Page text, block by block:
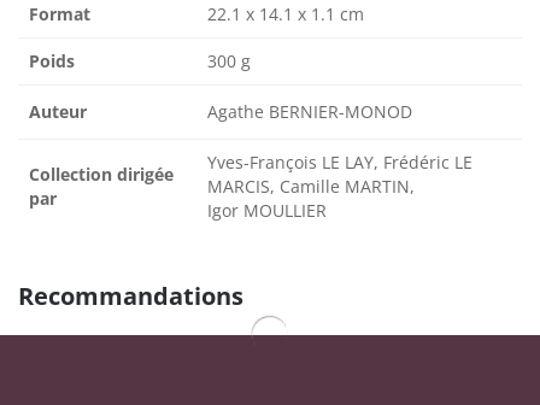
Format 22.1 x 14.1 x 1.1 cm
Poids 300 g
Auteur Agathe BERNIER-MONOD
Collection dirigée
par
Yves-François LE LAY, Frédéric LE
MARCIS, Camille MARTIN,
Igor MOULLIER
Recommandations